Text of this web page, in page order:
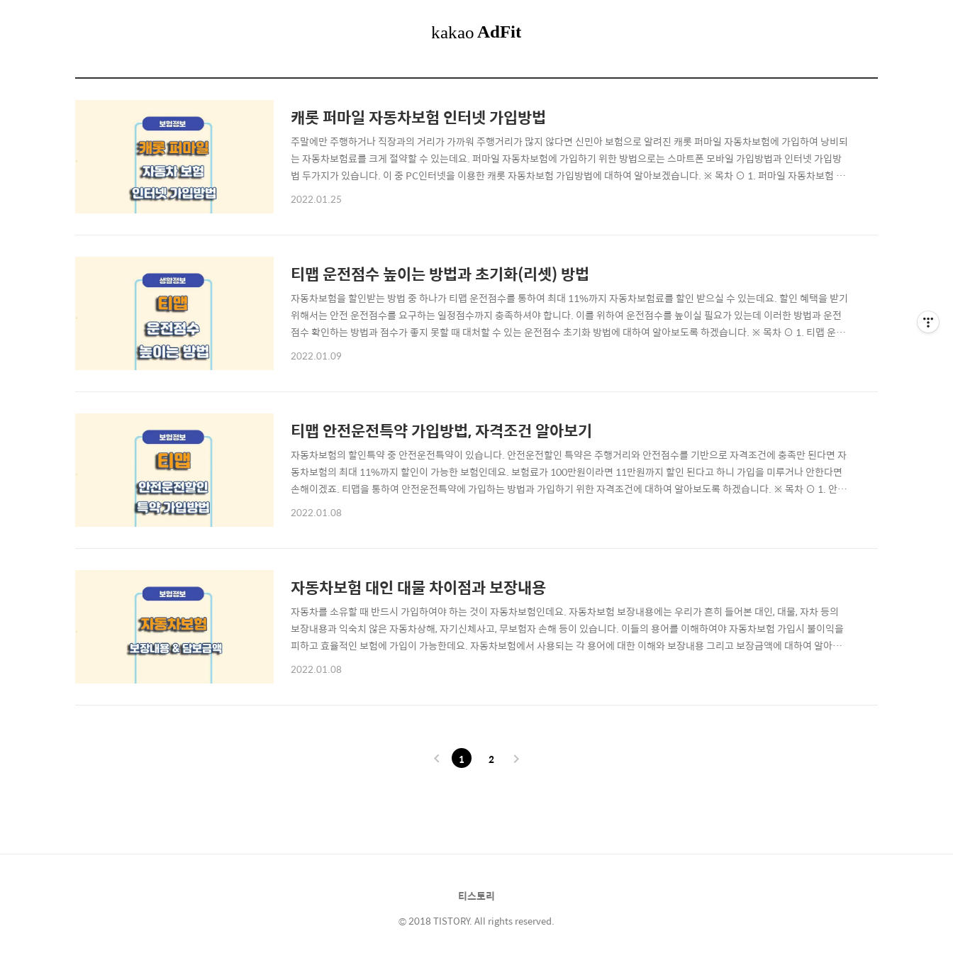
캐롯 퍼마일 자동차보험 인터넷 가입방법
주말에만 주행하거나 직장과의 거리가 가까워 주행거리가 많지 않다면 신민아 보험으로 알려진 캐롯 퍼마일 자동차보험에 가입하여 낭비되
는 자동차보험료를 크게 절약할 수 있는데요. 퍼마일 자동차보험에 가입하기 위한 방법으로는 스마트폰 모바일 가입방법과 인터넷 가입방
법 두가지가 있습니다. 이 중 PC인터넷을 이용한 캐롯 자동차보험 가입방법에 대하여 알아보겠습니다. ※ 목차 ⊙ 1. 퍼마일 자동차보험 온
라인 가입 · 인터넷 가입방법 · 모바일 가입방법 ⊙ 2. 캐롯 퍼마일 가입 홈페이지 · 퍼마일 자동차보험 가입 바로가기 ⊙ 3. 캐롯 자동차보
2022.01.25
티맵 운전점수 높이는 방법과 초기화(리셋) 방법
자동차보험을 할인받는 방법 중 하나가 티맵 운전점수를 통하여 최대 11%까지 자동차보험료를 할인 받으실 수 있는데요. 할인 혜택을 받기
위해서는 안전 운전점수를 요구하는 일정점수까지 충족하셔야 합니다. 이를 위하여 운전점수를 높이실 필요가 있는데 이러한 방법과 운전
점수 확인하는 방법과 점수가 좋지 못할 때 대처할 수 있는 운전점수 초기화 방법에 대하여 알아보도록 하겠습니다. ※ 목차 ⊙ 1. 티맵 운전
점수 높이는 방법 · 안전 운전점수 올리는 방법 ⊙ 2. 안전운전할인 특약 준비 · 티맵(T-map) 모바일 앱 다운로드 ⊙ 3. 티맵 운전점수 관리
2022.01.09
티맵 안전운전특약 가입방법, 자격조건 알아보기
자동차보험의 할인특약 중 안전운전특약이 있습니다. 안전운전할인 특약은 주행거리와 안전점수를 기반으로 자격조건에 충족만 된다면 자
동차보험의 최대 11%까지 할인이 가능한 보험인데요. 보험료가 100만원이라면 11만원까지 할인 된다고 하니 가입을 미루거나 안한다면
손해이겠죠. 티맵을 통하여 안전운전특약에 가입하는 방법과 가입하기 위한 자격조건에 대하여 알아보도록 하겠습니다. ※ 목차 ⊙ 1. 안전
운전특약 자격조건 · 가입대상 및 자격조건 ⊙ 2. 안전운전특약 준비 · 티맵(Tmap) 모바일 앱 다운로드 ⊙ 3. 안전운전할인 특약 가입 · 티
2022.01.08
자동차보험 대인 대물 차이점과 보장내용
자동차를 소유할 때 반드시 가입하여야 하는 것이 자동차보험인데요. 자동차보험 보장내용에는 우리가 흔히 들어본 대인, 대물, 자차 등의
보장내용과 익숙치 않은 자동차상해, 자기신체사고, 무보험자 손해 등이 있습니다. 이들의 용어를 이해하여야 자동차보험 가입시 불이익을
피하고 효율적인 보험에 가입이 가능한데요. 자동차보험에서 사용되는 각 용어에 대한 이해와 보장내용 그리고 보장금액에 대하여 알아보
겠습니다. ※ 목차 ⊙ 1. 자동차보험 구분 · 자동차보험 배상책임과 그 외 보장 ⊙ 2. 자동차보험 보장내용 · 대인·대물 보장 · 자기신체사
2022.01.08
1 2
티스토리
© 2018 TISTORY. All rights reserved.